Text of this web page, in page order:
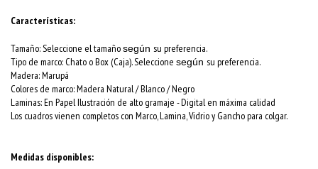
Características:
Tamaño: Seleccione el tamañosegún su preferencia.
Tipo de marco: Chato o Box (Caja). Seleccione según su preferencia.
Madera: Marupá
Colores de marco:Madera Natural / Blanco / Negro
Laminas: En Papel Ilustración de alto gramaje - Digital en máxima calidad
Los cuadros vienen completos con Marco, Lamina, Vidrio y Gancho para colgar.
Medidas disponibles: